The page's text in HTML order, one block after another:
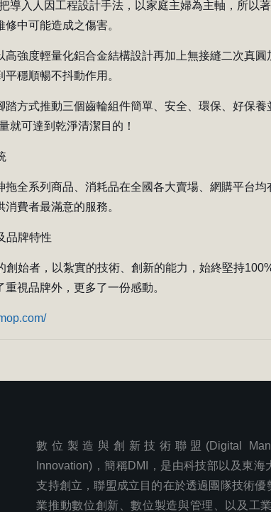
導入人因工程設計手法，以家庭主婦為主軸，所以
中可能造成之傷害。
高強度輕量化鋁合金結構設計再加上無接縫二次真
穩順暢不抖動作用。
踏方式推動三個齒輪組件簡單、安全、環保、好保
就可達到乾淨清潔目的！
拖全系列商品、消耗品在全國各大賣場、網購平台
費者最滿意的服務。
品牌特性
創始者，以紮實的技術、創新的能力，始終堅持
視品牌外，更多了一份感動。
數位製造與創新技術聯盟(Digital
Innovation)，簡稱DMI，是由科技部以及東海
支持創立，聯盟成立目的在於透過團隊技術優
業推動數位創新、數位製造與管理、以及工